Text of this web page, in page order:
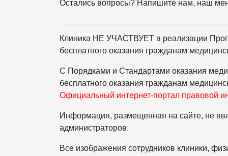
Остались вопросы? Напишите нам, наш
Клиника НЕ УЧАСТВУЕТ в реализации
бесплатного оказания гражданам
С Порядками и Стандартами оказания
бесплатного оказания гражданам
Официальный интернет-портал правовой
Информация, размещенная на сайте, не
администраторов.
Все изображения сотрудников клиники,